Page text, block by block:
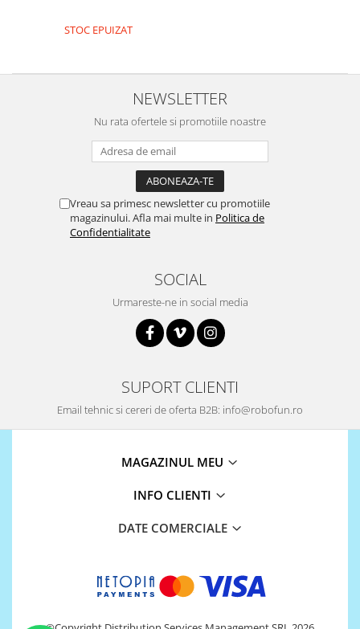
STOC EPUIZAT
NEWSLETTER
Nu rata ofertele si promotiile noastre
Vreau sa primesc newsletter cu promotiile
magazinului. Afla mai multe in Politica de
Confidentialitate
SOCIAL
Urmareste-ne in social media
SUPORT CLIENTI
Email tehnic si cereri de oferta B2B: info@robofun.ro
MAGAZINUL MEU
INFO CLIENTI
DATE COMERCIALE